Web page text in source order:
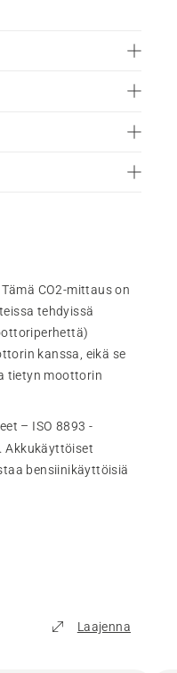
Tämä CO2-mittaus on
tehdyissä
kanssa, eikä se
tietyn moottorin
– ISO 8893 -
Akkukäyttöiset
bensiinikäyttöisiä
Laajenna